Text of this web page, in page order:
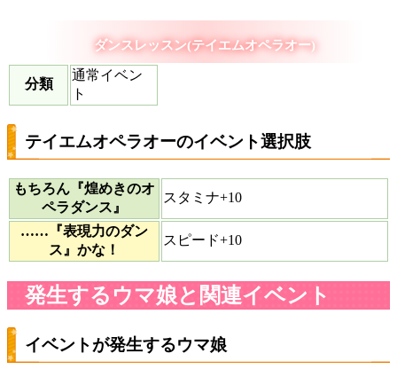
ダンスレッスン(テイエムオペラオー)
分類
通常イベン
ト
テイエムオペラオーのイベント選択肢
もちろん『煌めきのオ
ペラダンス』
スタミナ+10
……『表現力のダン
ス』かな！
スピード+10
発生するウマ娘と関連イベント
イベントが発生するウマ娘